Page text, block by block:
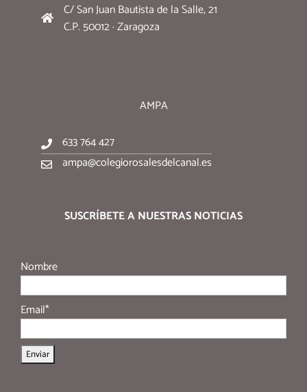
C/ San Juan Bautista de la Salle, 21
C.P. 50012 · Zaragoza
AMPA
633 764 427
ampa@colegiorosalesdelcanal.es
SUSCRÍBETE A NUESTRAS NOTICIAS
Nombre
Email*